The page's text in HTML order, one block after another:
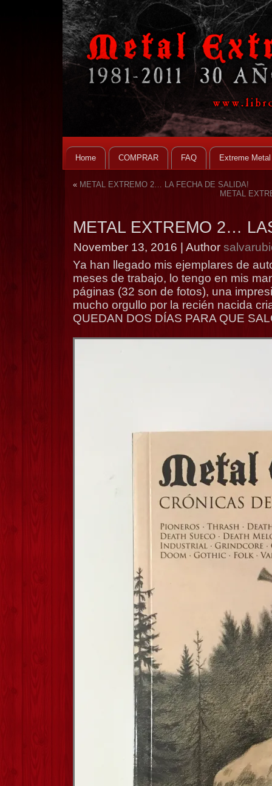
Home COMPRAR FAQ Extreme
« METAL EXTREMO 2… LA FECHA DE SALIDA!
METAL
METAL EXTREMO 2…
November 13, 2016 | Author
Ya han llegado mis ejemplares de
meses de trabajo, lo tengo en mis
páginas (32 son de fotos), una
mucho orgullo por la recién nacida
QUEDAN DOS DÍAS PARA QUE